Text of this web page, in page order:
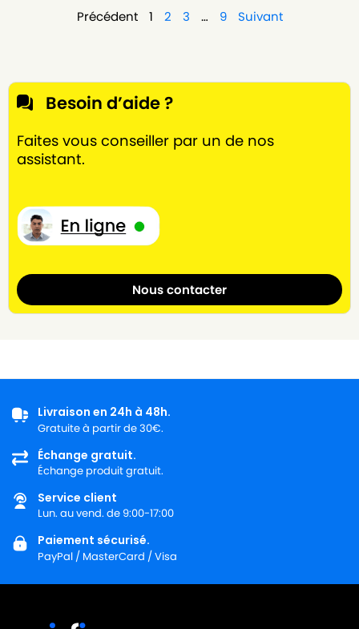
Besoin d’aide ?
Faites vous conseiller par un de nos
assistant.
Nous contacter
Précédent 1 2 3 … 9 Suivant
Livraison en 24h à 48h.
Gratuite à partir de 30€.
Échange gratuit.
Échange produit gratuit.
Service client
Lun. au vend. de 9:00-17:00
Paiement sécurisé.
PayPal / MasterCard / Visa